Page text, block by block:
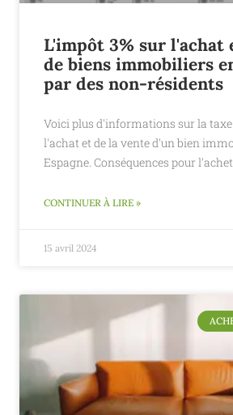
L'impôt 3% sur l'achat
de biens immobiliers
par des non-résidents
Voici plus d'informations sur la taxe
l'achat et de la vente d'un bien
Espagne. Conséquences pour
CONTINUER À LIRE »
15 avril 2024